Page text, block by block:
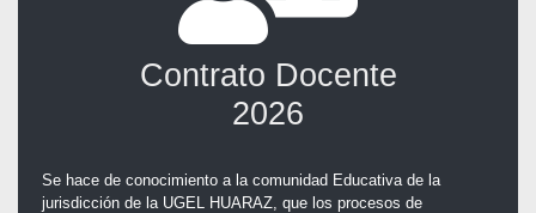
Contrato Docente
2026
Se hace de conocimiento a la comunidad Educativa de la
jurisdicción de la UGEL HUARAZ, que los procesos de